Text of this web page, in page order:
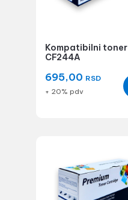
Kompatibilni toner
CF244A
695,00 RSD
+ 20% pdv